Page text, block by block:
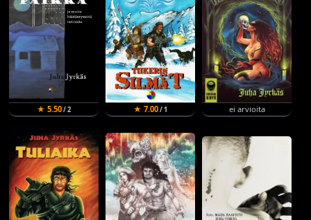
★ 5.50/ 2 ★ 7.00/ 1 ei arvioita